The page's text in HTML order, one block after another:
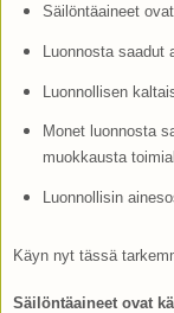
Säilöntäaineet
Luonnosta saadut
Luonnollisen
Monet luonnosta
muokkausta
Luonnollisin
Käyn nyt tässä
Säilöntäaineet ovat